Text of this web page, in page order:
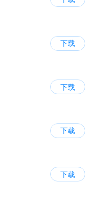
下载
下载
下载
下载